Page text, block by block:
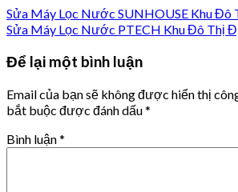
Sửa Máy Lọc Nước SUNHOUSE Khu Đô
Sửa Máy Lọc Nước PTECH Khu Đô Thị
Để lại một bình luận
Email của bạn sẽ không được hiển thị
bắt buộc được đánh dấu*
Bình luận*